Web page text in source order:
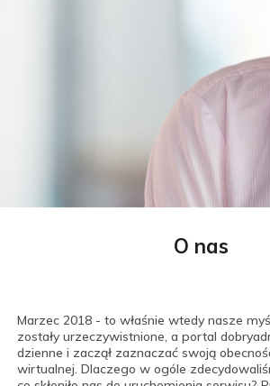
O nas
Marzec 2018 - to właśnie wtedy nasze
zostały urzeczywistnione, a portal
dzienne i zaczął zaznaczać swoją
wirtualnej. Dlaczego w ogóle